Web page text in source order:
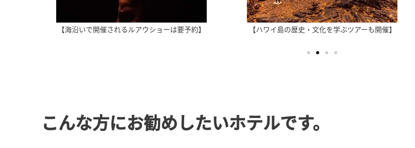
【海沿いで開催されるルアウショーは要予約】 【ハワイ島の歴史・文化を学ぶツアーも開催】
こんな方にお勧めしたいホテルです。